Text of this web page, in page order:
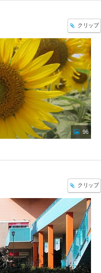
クリップ
96
クリップ